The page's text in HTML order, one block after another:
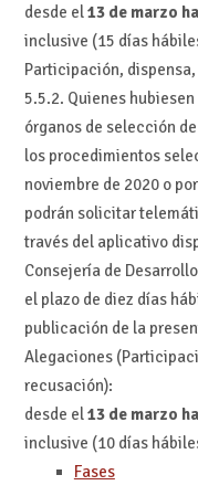
desde el13 de marzo
inclusive (15 días
Participación,
5.5.2. Quienes
órganos de selección
los procedimientos
noviembre de 2020 o
podrán solicitar
través del aplicativo
Consejería de
el plazo de diez días
publicación de la
Alegaciones
recusación):
desde el13 de marzo
inclusive (10 días
Fases